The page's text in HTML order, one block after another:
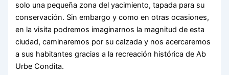
solo una pequeña zona del yacimiento, tapada para su
conservación. Sin embargo y como en otras ocasiones,
en la visita podremos imaginarnos la magnitud de esta
ciudad, caminaremos por su calzada y nos acercaremos
a sus habitantes gracias a la recreación histórica de Ab
Urbe Condita.